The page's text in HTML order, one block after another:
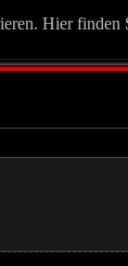
Hier